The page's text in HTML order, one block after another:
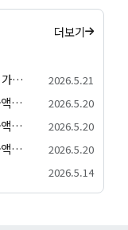
더보기
창원노인일자리 - 모집공고·자격·신청방법 가이드 2026.5.21
경북 안동시 고유가 피해지원금 — 신청·금액·사용처 종합 안내 2026.5.20
충남 천안시 고유가 피해지원금 — 신청·금액·사용처 종합 안내 2026.5.20
충북 청주시 고유가 피해지원금 — 신청·금액·사용처 종합 안내 2026.5.20
2026.5.14